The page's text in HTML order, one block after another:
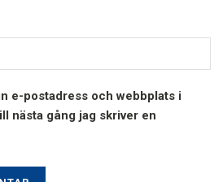
e-postadress och webbplats i
nästa gång jag skriver en